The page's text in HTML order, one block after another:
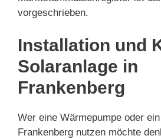
vorgeschrieben.
Installation und
Solaranlage in
Frankenberg
Wer eine Wärmepumpe oder
Frankenberg nutzen möchte